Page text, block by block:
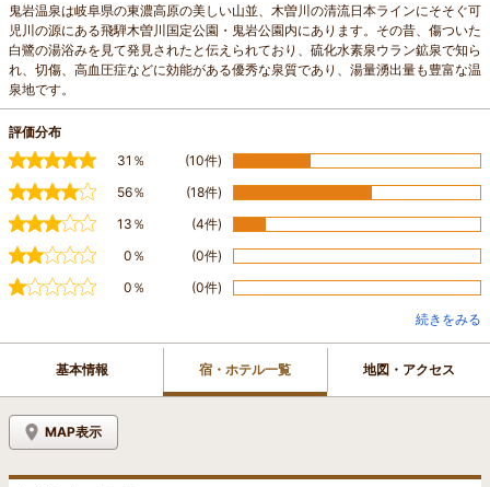
鬼岩温泉は岐阜県の東濃高原の美しい山並、木曽川の清流日本ラインにそそぐ可
児川の源にある飛騨木曽川国定公園・鬼岩公園内にあります。その昔、傷ついた
白鷺の湯浴みを見て発見されたと伝えられており、硫化水素泉ウラン鉱泉で知ら
れ、切傷、高血圧症などに効能がある優秀な泉質であり、湯量湧出量も豊富な温
泉地です。
評価分布
31％
(10件)
56％
(18件)
13％
(4件)
0％
(0件)
0％
(0件)
続きをみる
基本情報 宿・ホテル一覧 地図・アクセス
MAP表示